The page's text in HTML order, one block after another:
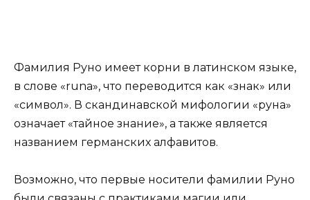
Фамилия Руно имеет корни в латинском языке,
в слове «runa», что переводится как «знак» или
«символ». В скандинавской мифологии «руна»
означает «тайное знание», а также является
названием германских алфавитов.
Возможно, что первые носители фамилии Руно